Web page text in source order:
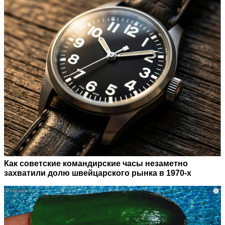
Как советские командирские часы незаметно
захватили долю швейцарского рынка в 1970-х
i